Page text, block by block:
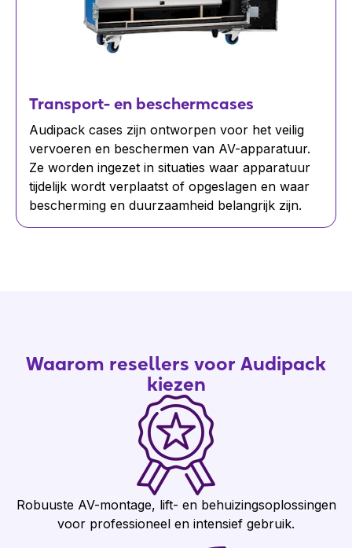
Transport- en beschermcases
Audipack cases zijn ontworpen voor het veilig
vervoeren en beschermen van AV-apparatuur.
Ze worden ingezet in situaties waar apparatuur
tijdelijk wordt verplaatst of opgeslagen en waar
bescherming en duurzaamheid belangrijk zijn.
Waarom resellers voor Audipack
kiezen
Robuuste AV-montage, lift- en behuizingsoplossingen
voor professioneel en intensief gebruik.